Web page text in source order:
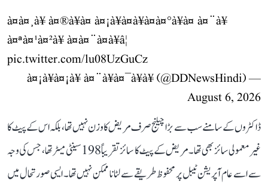
à¤à¤¸à¥ à¤®à¥à¤ à¤¡à¥à¤à¥à¤à¤°à¥à¤ à¤¨à¥
à¤ªà¤¹à¤²à¥ à¤à¤¨à¤à¥â¦
pic.twitter.com/lu08UzGuCz
— à¤¡à¥à¤¡à¥ à¤¨à¥à¤¯à¥à¥ (@DDNewsHindi)
August 6, 2026
ڈاکٹروں کے سامنے سب سے بڑا چیلنج صرف مریض کا وزن نہیں تھا، بلکہ اس کے پیٹ کا
غیر معمولی سائز بھی تھا۔ مریض کے پیٹ کا سائز تقریباً 198 سینٹی میٹر تھا، جس کی وجہ
سے اسے عام آپریشن ٹیبل پر محفوظ طریقے سے لٹانا ممکن نہیں تھا۔ ایسی صورتحال میں